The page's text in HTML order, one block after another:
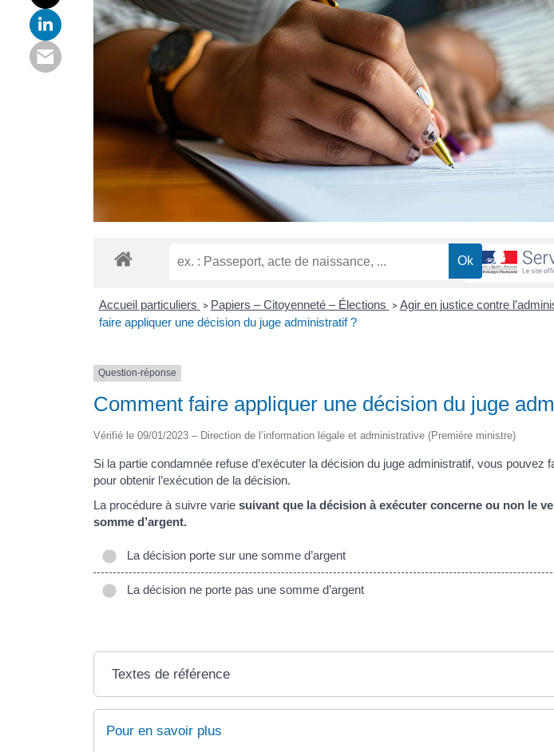
Accueil particuliers > Papiers – Citoyenneté – Élections > Agir en justice contre
faire appliquer une décision du juge administratif ?
Question-réponse
Comment faire appliquer une décision du juge
Vérifié le 09/01/2023 – Direction de l’information légale et administrative (Première ministre)
Si la partie condamnée refuse d’exécuter la décision du juge administratif, vous pouvez
pour obtenir l’exécution de la décision.
La procédure à suivre varie suivant que la décision à exécuter concerne ou non le
somme d’argent.
La décision porte sur une somme d’argent
La décision ne porte pas une somme d’argent
Textes de référence
Pour en savoir plus